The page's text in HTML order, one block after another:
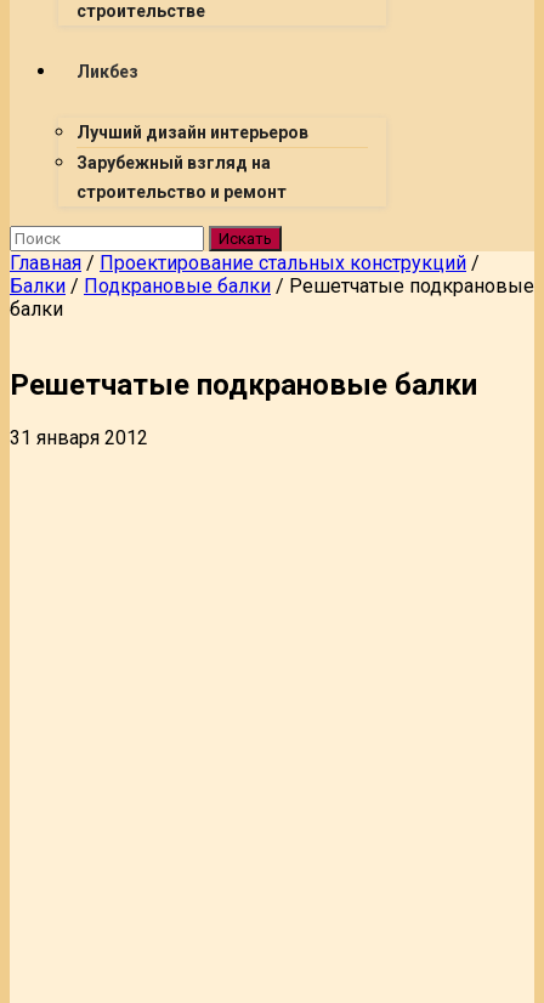
строительстве
Ликбез
Лучший дизайн интерьеров
Зарубежный взгляд на
строительство и ремонт
Искать
Главная / Проектирование стальных конструкций /
Балки / Подкрановые балки / Решетчатые подкрановые
балки
Решетчатые подкрановые балки
31 января 2012